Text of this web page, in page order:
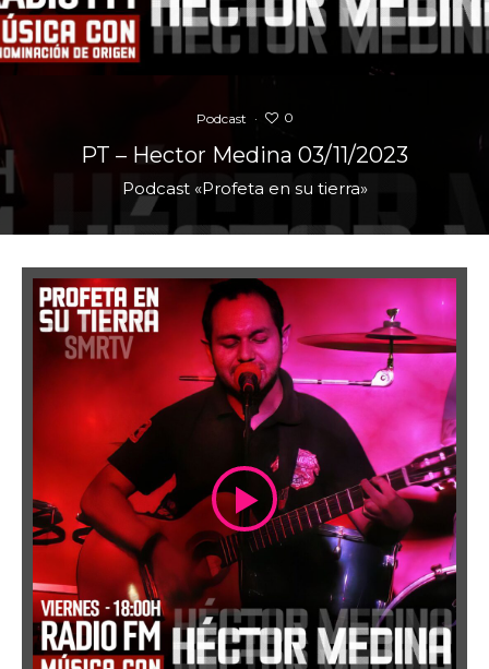
Podcast · 0
PT – Hector Medina 03/11/2023
Podcast «Profeta en su tierra»